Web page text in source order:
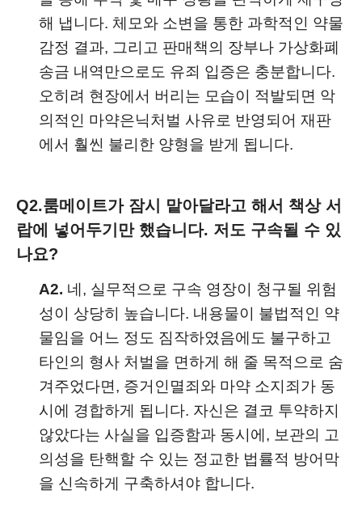
해 냅니다. 체모와 소변을 통한 과학적인 약물
감정 결과, 그리고 판매책의 장부나 가상화폐
송금 내역만으로도 유죄 입증은 충분합니다.
오히려 현장에서 버리는 모습이 적발되면 악
의적인 마약은닉처벌 사유로 반영되어 재판
에서 훨씬 불리한 양형을 받게 됩니다.
Q2.룸메이트가 잠시 맡아달라고 해서 책상 서
랍에 넣어두기만 했습니다. 저도 구속될 수 있
나요?
A2. 네, 실무적으로 구속 영장이 청구될 위험
성이 상당히 높습니다. 내용물이 불법적인 약
물임을 어느 정도 짐작하였음에도 불구하고
타인의 형사 처벌을 면하게 해 줄 목적으로 숨
겨주었다면, 증거인멸죄와 마약 소지죄가 동
시에 경합하게 됩니다. 자신은 결코 투약하지
않았다는 사실을 입증함과 동시에, 보관의 고
의성을 탄핵할 수 있는 정교한 법률적 방어막
을 신속하게 구축하셔야 합니다.